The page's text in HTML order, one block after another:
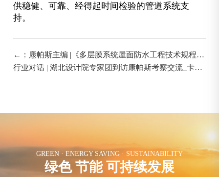
供稳健、可靠、经得起时间检验的管道系统支
持。
←：康帕斯主编 |《多层膜系统屋面防水工程技术规程》
顺利通过审查
行业对话 | 湖北设计院专家团到访康帕斯考察交流_卡压
GREEN · ENERGY SAVING · SUSTAINABILITY
绿色 节能 可持续发展